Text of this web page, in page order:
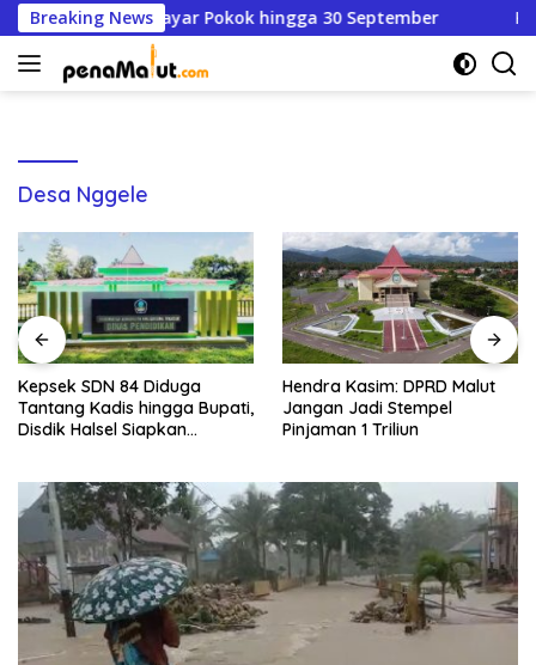
Langsung
ke
konten
Breaking News
Warga Cukup Bayar Pokok hingga 30 September
Desa Nggele
Kepsek SDN 84 Diduga
Tantang Kadis hingga Bupati,
Disdik Halsel Siapkan
Hendra Kasim: DPRD Malut
Jangan Jadi Stempel
Pinjaman 1 Triliun